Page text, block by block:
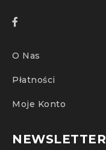
O Nas
Płatności
Moje Konto
NEWSLETTER